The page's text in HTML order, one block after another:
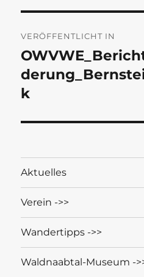
VERÖFFENTLICHT IN
k
Aktuelles
Verein ->>
Wandertipps ->>
Waldnaabtal-Museum -